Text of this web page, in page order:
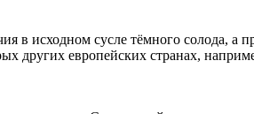
в исходном сусле тёмного солода,
других европейских странах,